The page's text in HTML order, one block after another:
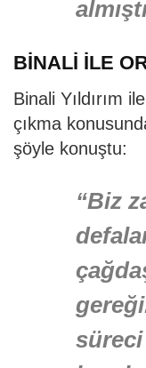
BİNALİ İLE
Binali Yıldırım
çıkma
şöyle konuştu:
“Biz